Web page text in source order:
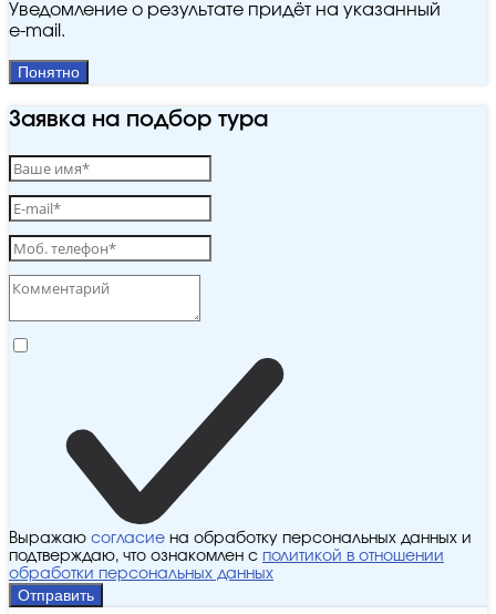
Уведомление о результате придёт на указанный
e‑mail.
Понятно
Заявка на подбор тура
Выражаю согласие на обработку персональных данных и
подтверждаю, что ознакомлен с политикой в отношении
обработки персональных данных
Отправить